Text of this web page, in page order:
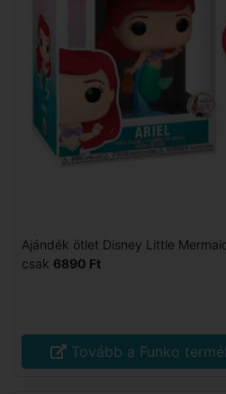
Ajándék ötlet Disney Little
csak 6890 Ft
Tovább a Funko